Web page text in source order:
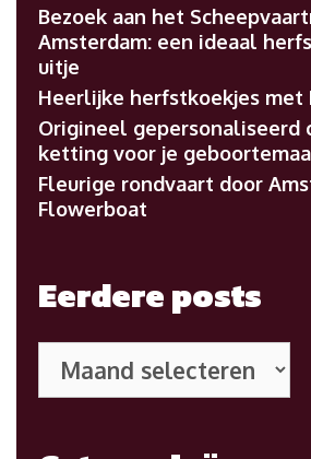
Bezoek aan het
Amsterdam: een ideaal
uitje
Heerlijke herfstkoekjes met
Origineel gepersonaliseerd
ketting voor je
Fleurige rondvaart door
Flowerboat
Eerdere posts
posts